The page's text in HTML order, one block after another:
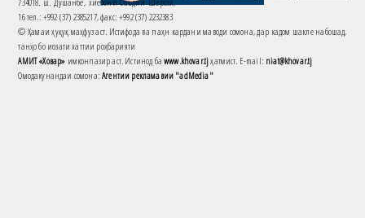
16 тел.: +992 (37) 2385217, факс: +992 (37) 2232383
© Ҳамаи ҳуқуқ маҳфуз аст. Истифода ва паҳн кардани маводи сомона, дар кадом шакле набошад,
танҳо бо иҷозати хаттии роҳбарияти
АМИТ «Ховар» имконпазир аст. Истинод баwww.khovar.tjҳатмист. E-mail: niat@khovar.tj
Омодакунандаи сомона:Агентии рекламавии "adMedia"